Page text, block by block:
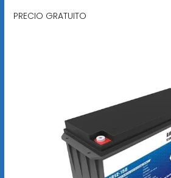
PRECIO GRATUITO